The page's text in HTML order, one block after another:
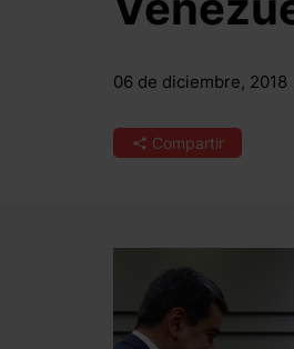
06 de diciembre, 2018
Compartir